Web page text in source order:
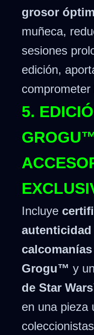
grosor
muñeca,
sesiones
edición,
comprometer
5.
Incluye
Grogu™ y un
de Star
en una pieza